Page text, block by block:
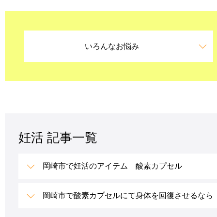
いろんなお悩み
妊活 記事一覧
岡崎市で妊活のアイテム 酸素カプセル
岡崎市で酸素カプセルにて身体を回復させるなら